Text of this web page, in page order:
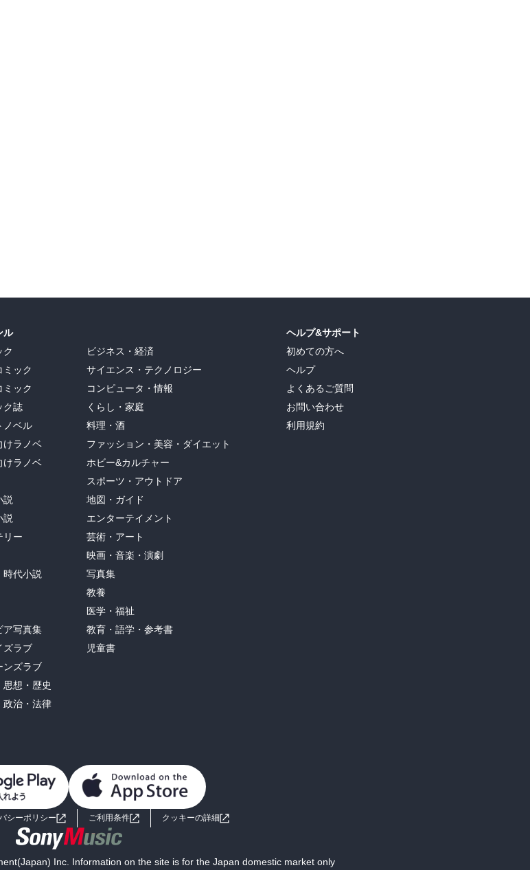
ル
ク
ミック
ミック
ク誌
ノベル
けラノベ
けラノベ
説
説
リー
時代小説
ア写真集
ズラブ
ンズラブ
思想・歴史
政治・法律
ビジネス・経済
サイエンス・テクノロジー
コンピュータ・情報
くらし・家庭
料理・酒
ファッション・美容・ダイエット
ホビー&カルチャー
スポーツ・アウトドア
地図・ガイド
エンターテイメント
芸術・アート
映画・音楽・演劇
写真集
教養
医学・福祉
教育・語学・参考書
児童書
ヘルプ&サポート
初めての方へ
ヘルプ
よくあるご質問
お問い合わせ
利用規約
シーポリシー ご利用条件 クッキーの詳細
Inc. Information on the site is for the Japan domestic market only